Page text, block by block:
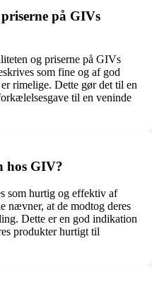
på GIVs
og priserne på GIVs
som fine og af god
rimelige. Dette gør det til en
til en veninde
hos GIV?
som hurtig og effektiv af
nævner, at de modtog deres
Dette er en god indikation
produkter hurtigt til